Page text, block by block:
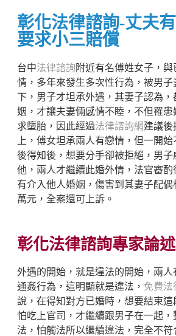
彰化法律諮詢-丈夫
要求小三賠償
台中法律諮詢 附近有名傅姓女子，
情，多年來發生多次性行為，被男子
下，男子才坦承外遇，其妻子認為
姻，才讓夫妻倆感情不睦，不但罹
求墮胎，因此經過法律諮詢網建議後
上，傅女坦承兩人有戀情，但一開
後得知後，想要分手卻被拒絕，男子
他，兩人才繼續此婚外情，法官審酌
有介入他人婚姻，傷害到其妻子配
萬元，全案還可上訴。
彰化法律諮詢專家論述
外遇的開始，就是違法的開始，兩人
通姦行為，這明顯就是違法， 免費法
說，在得知對方已婚時，想要結束這
怕吃上官司，才繼續跟男子在一起
法，怕觸法所以繼續違法，完全不